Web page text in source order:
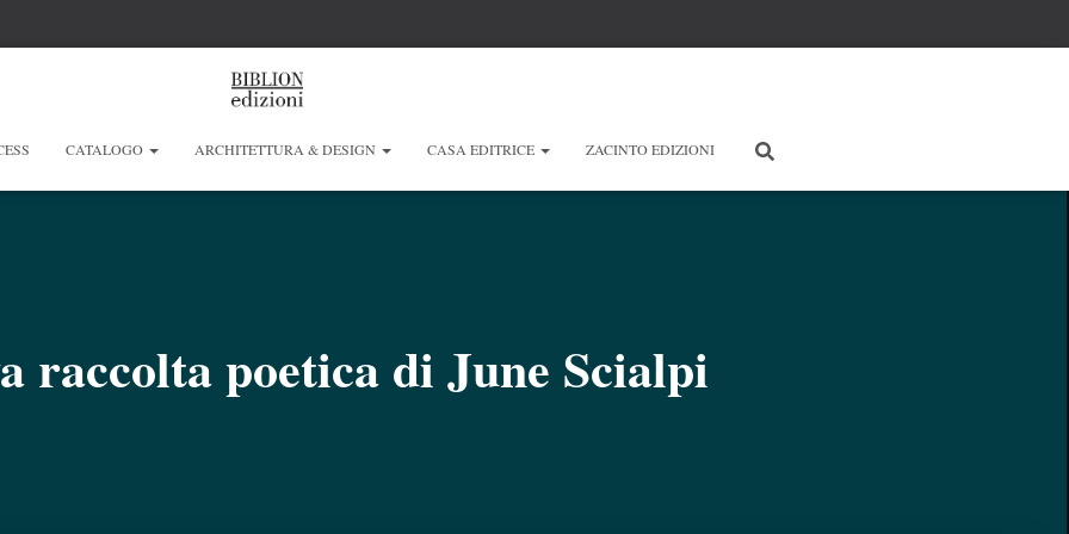
CATALOGO ARCHITETTURA & DESIGN CASA EDITRICE ZACINTO EDIZIONI
raccolta poetica di June Scialpi